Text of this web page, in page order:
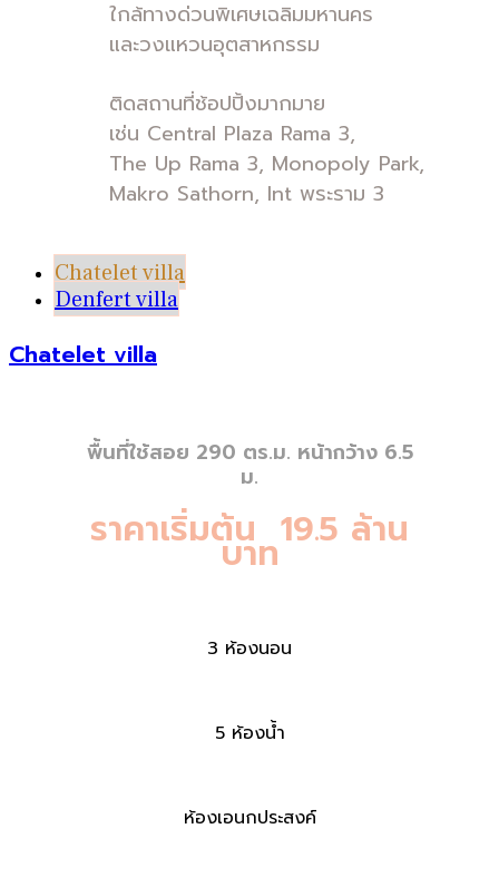
ใกล้ทางด่วนพิเศษเฉลิมมหานคร
และวงแหวนอุตสาหกรรม
ติดสถานที่ช้อปปิ้งมากมาย
เช่น Central Plaza Rama 3,
The Up Rama 3, Monopoly Park,
Makro Sathorn, Int พระราม 3
Chatelet villa
Denfert villa
Chatelet villa
พื้นที่ใช้สอย 290 ตร.ม. หน้ากว้าง 6.5
ม.
ราคาเริ่มต้น 19.5 ล้าน
บาท
3 ห้องนอน
5 ห้องน้ำ
ห้องเอนกประสงค์